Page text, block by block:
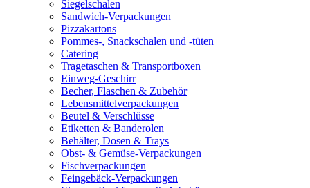
Siegelschalen
Sandwich-Verpackungen
Pizzakartons
Pommes-, Snackschalen und -tüten
Catering
Tragetaschen & Transportboxen
Einweg-Geschirr
Becher, Flaschen & Zubehör
Lebensmittelverpackungen
Beutel & Verschlüsse
Etiketten & Banderolen
Behälter, Dosen & Trays
Obst- & Gemüse-Verpackungen
Fischverpackungen
Feingebäck-Verpackungen